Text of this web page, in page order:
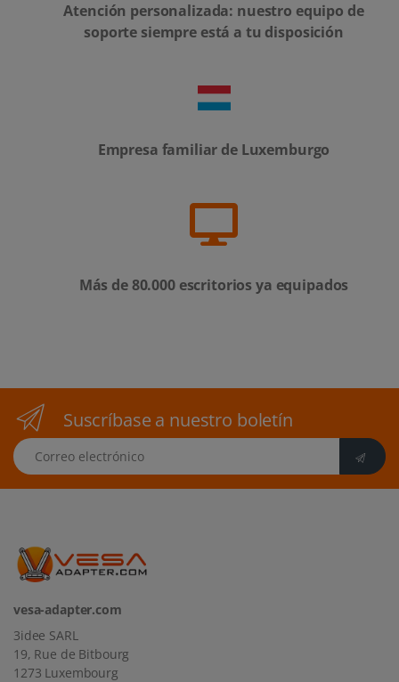
Atención personalizada: nuestro equipo de
soporte siempre está a tu disposición
Empresa familiar de Luxemburgo
Más de 80.000 escritorios ya equipados
Suscríbase a nuestro boletín
Correo electrónico
vesa-adapter.com
3idee SARL
19, Rue de Bitbourg
1273 Luxembourg